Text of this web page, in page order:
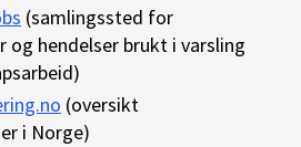
(samlingssted for
og hendelser brukt i varsling
(oversikt
i Norge)